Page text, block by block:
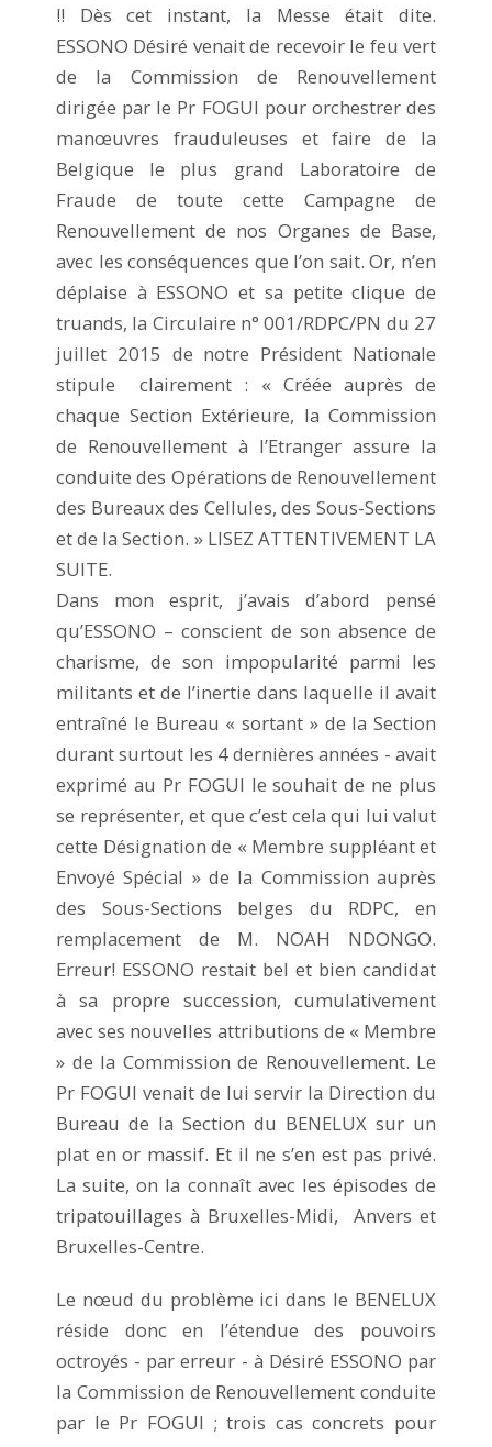
!! Dès cet instant, la Messe était dite.
ESSONO Désiré venait de recevoir le feu vert
de la Commission de Renouvellement
dirigée par le Pr FOGUI pour orchestrer des
manœuvres frauduleuses et faire de la
Belgique le plus grand Laboratoire de
Fraude de toute cette Campagne de
Renouvellement de nos Organes de Base,
avec les conséquences que l’on sait. Or, n’en
déplaise à ESSONO et sa petite clique de
truands, la Circulaire n° 001/RDPC/PN du 27
juillet 2015 de notre Président Nationale
stipule clairement : « Créée auprès de
chaque Section Extérieure, la Commission
de Renouvellement à l’Etranger assure la
conduite des Opérations de Renouvellement
des Bureaux des Cellules, des Sous-Sections
et de la Section. » LISEZ ATTENTIVEMENT LA
SUITE.
Dans mon esprit, j’avais d’abord pensé
qu’ESSONO – conscient de son absence de
charisme, de son impopularité parmi les
militants et de l’inertie dans laquelle il avait
entraîné le Bureau « sortant » de la Section
durant surtout les 4 dernières années - avait
exprimé au Pr FOGUI le souhait de ne plus
se représenter, et que c’est cela qui lui valut
cette Désignation de « Membre suppléant et
Envoyé Spécial » de la Commission auprès
des Sous-Sections belges du RDPC, en
remplacement de M. NOAH NDONGO.
Erreur! ESSONO restait bel et bien candidat
à sa propre succession, cumulativement
avec ses nouvelles attributions de « Membre
» de la Commission de Renouvellement. Le
Pr FOGUI venait de lui servir la Direction du
Bureau de la Section du BENELUX sur un
plat en or massif. Et il ne s’en est pas privé.
La suite, on la connaît avec les épisodes de
tripatouillages à Bruxelles-Midi, Anvers et
Bruxelles-Centre.
Le nœud du problème ici dans le BENELUX
réside donc en l’étendue des pouvoirs
octroyés - par erreur - à Désiré ESSONO par
la Commission de Renouvellement conduite
par le Pr FOGUI ; trois cas concrets pour